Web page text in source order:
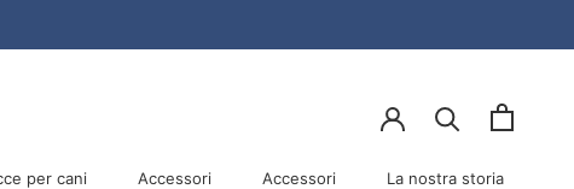
per cani Accessori Accessori La nostra storia